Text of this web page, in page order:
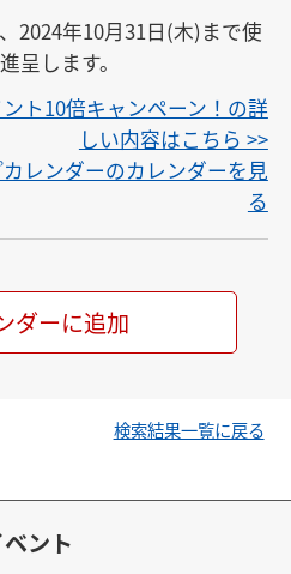
2024年10月31日(木)まで使
呈します。
ト10倍キャンペーン！の詳
しい内容はこちら >>
レンダーのカレンダーを見
る
ダーに追加
検索結果一覧に戻る
ント